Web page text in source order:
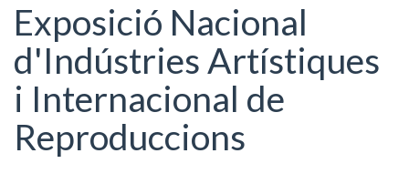
Exposició Nacional
d'Indústries Artístiques
i Internacional de
Reproduccions